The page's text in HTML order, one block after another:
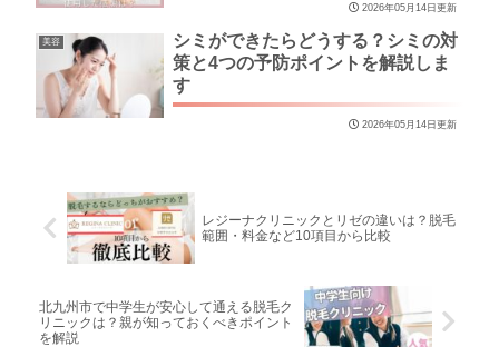
2026年05月14日更新
美容
シミができたらどうする？シミの対
策と4つの予防ポイントを解説しま
す
2026年05月14日更新
レジーナクリニックとリゼの違いは？脱毛
範囲・料金など10項目から比較
北九州市で中学生が安心して通える脱毛ク
リニックは？親が知っておくべきポイント
を解説